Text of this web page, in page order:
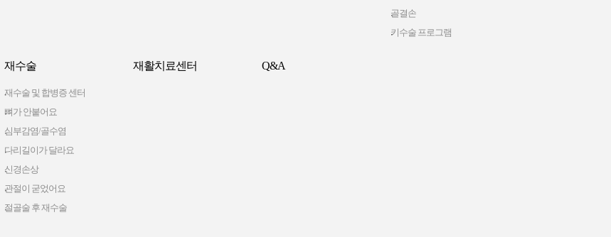
골결손
키수술 프로그램
재수술
재수술 및 합병증 센터
뼈가 안붙어요
심부감염/골수염
다리길이가 달라요
신경손상
관절이 굳었어요
절골술 후 재수술
재활치료센터 Q&A